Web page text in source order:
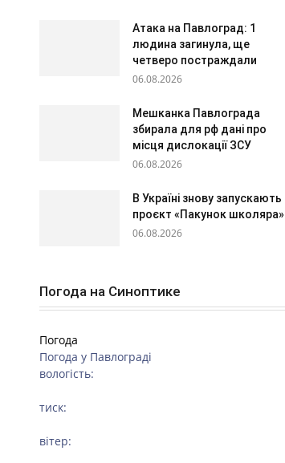
Атака на Павлоград: 1
людина загинула, ще
четверо постраждали
06.08.2026
Мешканка Павлограда
збирала для рф дані про
місця дислокації ЗСУ
06.08.2026
В Україні знову запускають
проєкт «Пакунок школяра»
06.08.2026
Погода на Синоптике
Погода
Погода у Павлограді
вологість:
тиск:
вітер: